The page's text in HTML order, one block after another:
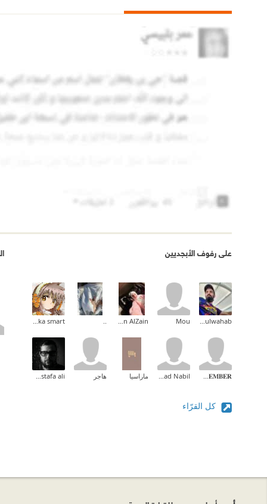
على رفوف الأبجديين
abdulwahab
Mou
Nesreen AlZain
..
koka smart
𝐍Ö𝐕𝐄𝐌𝐁𝐄𝐑🍁 ♥️
Sanad Nabil ماراسيا هاجر abduallah mostafa ali
كل القرّاء